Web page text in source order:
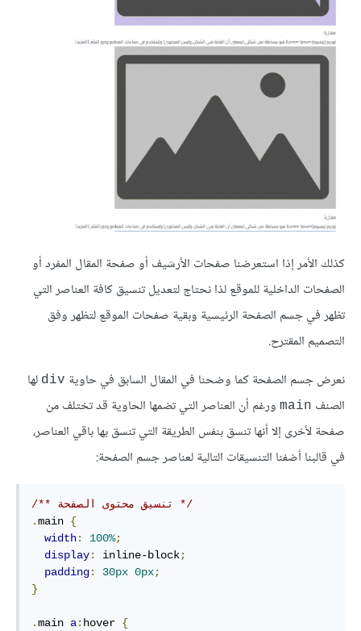
كذلك الأمر إذا استعرضنا صفحات الأرشيف أو صفحة المقال المفرد أو
الصفحات الداخلية للموقع لذا نحتاج لتعديل تنسيق كافة العناصر التي
تظهر في جسم الصفحة الرئيسية وبقية صفحات الموقع لتظهر وفق
التصميم المقترح.
نعرض جسم الصفحة كما وضحنا في المقال السابق في حاوية div لها
الصنف main ورغم أن العناصر التي تضمها الحاوية قد تختلف من
صفحة لأخرى إلا أنها تنسق بنفس الطريقة التي تنسق بها باقي العناصر،
في قالبنا أضفنا التنسيقات التالية لعناصر جسم الصفحة:
/** تنسيق محتوى الصفحة */
.main {
width: 100%;
display: inline-block;
padding: 30px 0px;
}
.main a: hover {